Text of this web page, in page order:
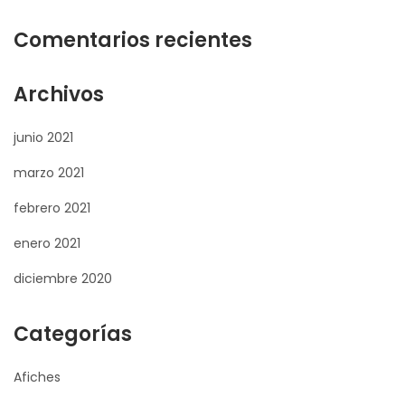
Comentarios recientes
Archivos
junio 2021
marzo 2021
febrero 2021
enero 2021
diciembre 2020
Categorías
Afiches